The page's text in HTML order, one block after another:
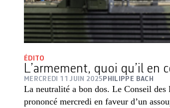
ÉDITO
L’armement, quoi qu’il en
MERCREDI 11 JUIN 2025 PHILIPPE BACH
La neutralité a bon dos. Le Conseil des
prononcé mercredi en faveur d’un